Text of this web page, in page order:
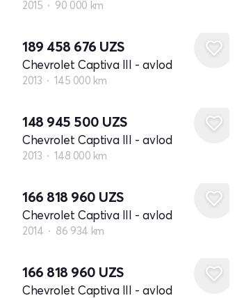
2015 90 000 km
189 458 676 UZS
Chevrolet Captiva III - avlod
2013 145 000 km
148 945 500 UZS
Chevrolet Captiva III - avlod
2013 148 000 km
166 818 960 UZS
Chevrolet Captiva III - avlod
2014 86 934 km
166 818 960 UZS
Chevrolet Captiva III - avlod